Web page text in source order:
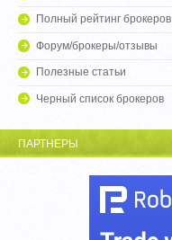
Полный рейтинг брокеров
Форум/брокеры/отзывы
Полезные статьи
Черный список брокеров
ПАРТНЕРЫ